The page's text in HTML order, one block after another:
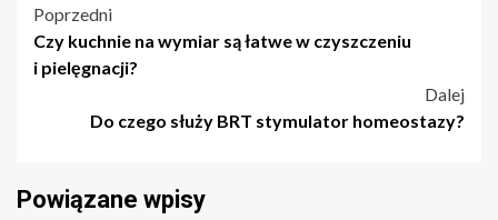
Nawigacja
wpisu
Poprzedni
Czy kuchnie na wymiar są łatwe w czyszczeniu
i pielęgnacji?
Dalej
Do czego służy BRT stymulator homeostazy?
Powiązane wpisy